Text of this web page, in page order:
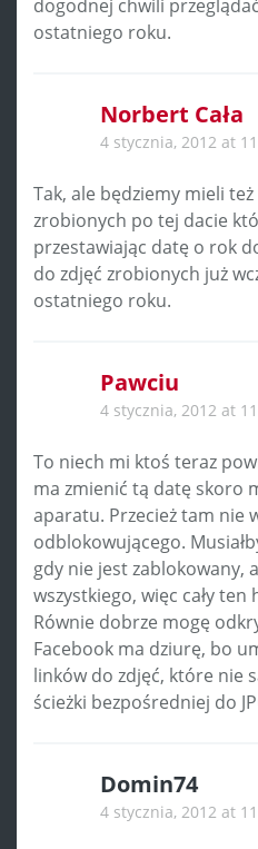
dogodnej chwili
ostatniego roku.
Norbert Cała
4 stycznia, 2012 at
Tak, ale będziemy mieli
zrobionych po tej dacie
przestawiając datę o rok
do zdjęć zrobionych już
ostatniego roku.
Pawciu
4 stycznia, 2012 at
To niech mi ktoś teraz
ma zmienić tą datę skoro
aparatu. Przecież tam nie
odblokowującego.
gdy nie jest zablokowany,
wszystkiego, więc cały ten
Równie dobrze mogę
Facebook ma dziurę, bo
linków do zdjęć, które nie
ścieżki bezpośredniej do
Domin74
4 stycznia, 2012 at